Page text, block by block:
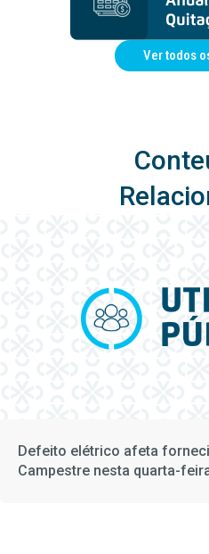
Ver todos
Defeito elétrico afeta
Campestre nesta quarta-